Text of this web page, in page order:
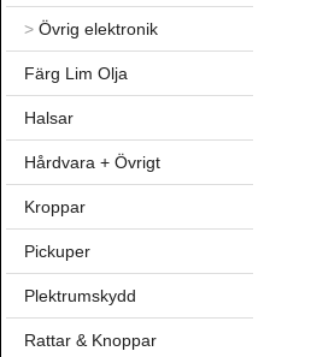
> Övrig elektronik
Färg Lim Olja
Halsar
Hårdvara + Övrigt
Kroppar
Pickuper
Plektrumskydd
Rattar & Knoppar